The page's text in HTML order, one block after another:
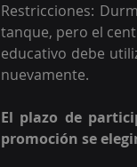
Restricciones:
tanque, pero el
educativo debe
nuevamente.
El plazo de
promoción se